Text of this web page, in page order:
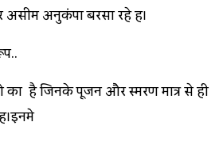
अनुकंपा बरसा रहे हैं।
है जिनके पूजन और स्मरण मात्र से ही